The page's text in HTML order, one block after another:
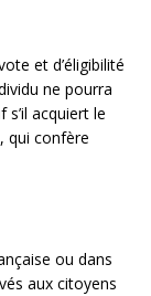
et d’éligibilité
ne pourra
acquiert le
qui confère
ou dans
aux citoyens